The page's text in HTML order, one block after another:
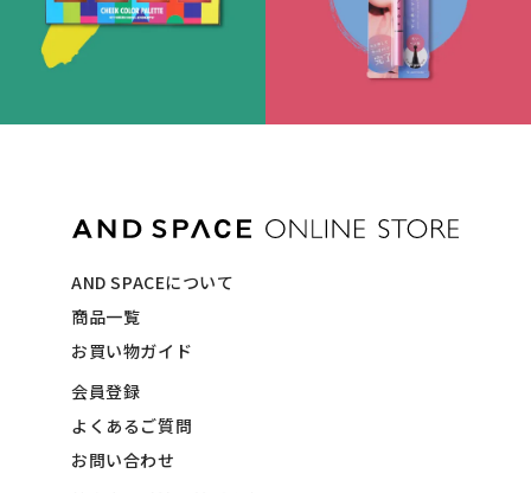
AND SPACEについて
商品一覧
お買い物ガイド
会員登録
よくあるご質問
お問い合わせ